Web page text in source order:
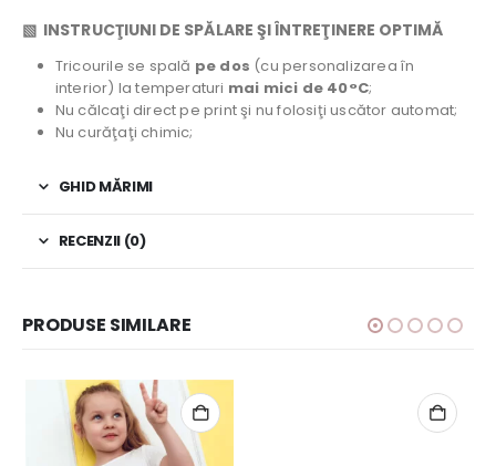
▧ INSTRUCŢIUNI DE SPĂLARE ŞI ÎNTREŢINERE OPTIMĂ
Tricourile se spală pe dos (cu personalizarea în
interior) la temperaturi mai mici de 40°C;
Nu călcaţi direct pe print şi nu folosiţi uscător automat;
Nu curăţaţi chimic;
GHID MĂRIMI
RECENZII (0)
PRODUSE SIMILARE